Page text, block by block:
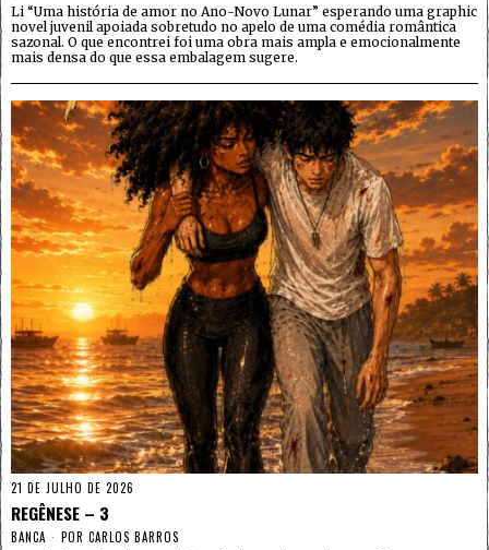
Li “Uma história de amor no Ano-Novo Lunar” esperando uma graphic
novel juvenil apoiada sobretudo no apelo de uma comédia romântica
sazonal. O que encontrei foi uma obra mais ampla e emocionalmente
mais densa do que essa embalagem sugere.
21 DE JULHO DE 2026
REGÊNESE – 3
BANCA POR CARLOS BARROS